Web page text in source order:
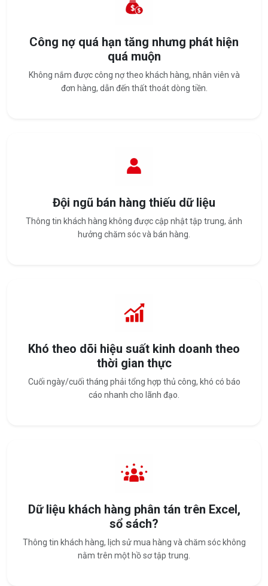
Công nợ quá hạn tăng nhưng phát hiện
quá muộn
Không nắm được công nợ theo khách hàng, nhân viên và
đơn hàng, dẫn đến thất thoát dòng tiền.
Đội ngũ bán hàng thiếu dữ liệu
Thông tin khách hàng không được cập nhật tập trung, ảnh
hưởng chăm sóc và bán hàng.
Khó theo dõi hiệu suất kinh doanh theo
thời gian thực
Cuối ngày/cuối tháng phải tổng hợp thủ công, khó có báo
cáo nhanh cho lãnh đạo.
Dữ liệu khách hàng phân tán trên Excel,
sổ sách?
Thông tin khách hàng, lịch sử mua hàng và chăm sóc không
nằm trên một hồ sơ tập trung.